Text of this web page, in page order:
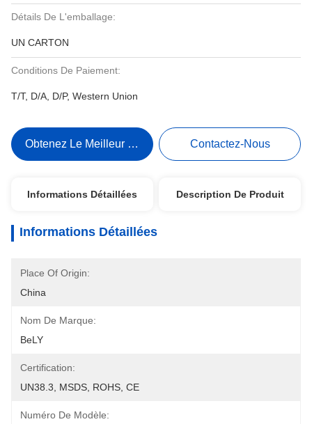
Détails De L'emballage:
UN CARTON
Conditions De Paiement:
T/T, D/A, D/P, Western Union
Obtenez Le Meilleur Prix Contactez-Nous
Informations Détaillées Description De Produit
Informations Détaillées
Place Of Origin:
China
Nom De Marque:
BeLY
Certification:
UN38.3, MSDS, ROHS, CE
Numéro De Modèle: